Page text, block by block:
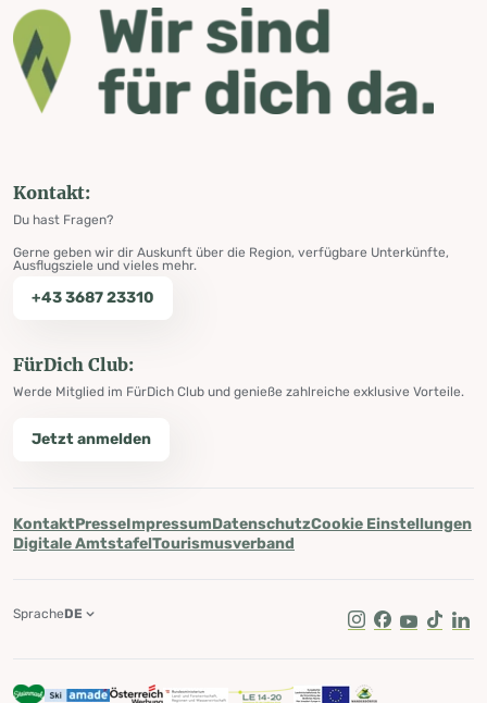
Kontakt:
Du hast Fragen?
Gerne geben wir dir Auskunft über die Region, verfügbare Unterkünfte,
Ausflugsziele und vieles mehr.
+43 3687 23310
FürDich Club:
Werde Mitglied im FürDich Club und genieße zahlreiche exklusive Vorteile.
Jetzt anmelden
KontaktPresseImpressumDatenschutzCookie Einstellungen
Digitale AmtstafelTourismusverband
Instagram
Facebook
Youtube
Tik Tok
SpracheDE